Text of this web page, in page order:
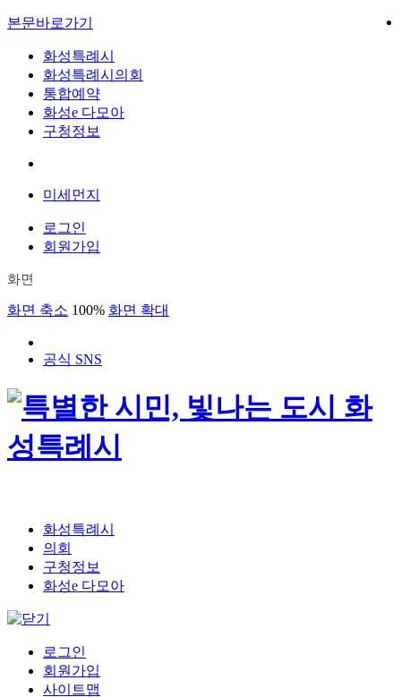
본문바로가기
화성특례시
화성특례시의회
통합예약
화성e 다모아
구청정보
미세먼지
로그인
회원가입
화면
화면 축소 100% 화면 확대
공식 SNS
화성특례시
의회
구청정보
화성e 다모아
로그인
회원가입
사이트맵